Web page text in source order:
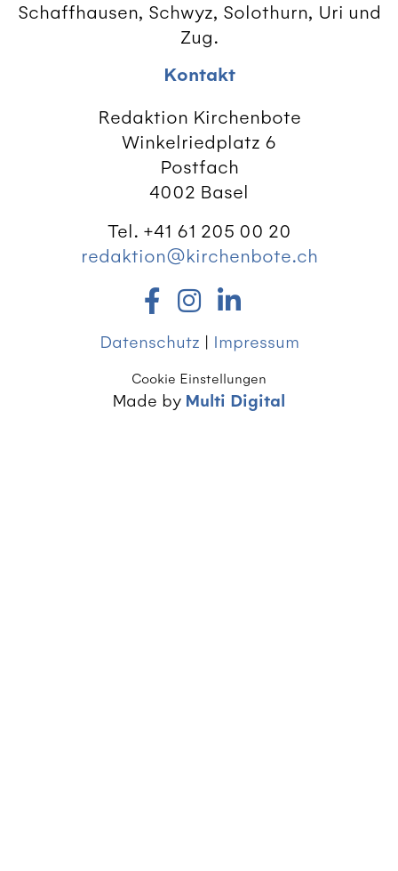
Schaffhausen, Schwyz, Solothurn, Uri und
Zug.
Kontakt
Redaktion Kirchenbote
Winkelriedplatz 6
Postfach
4002 Basel
Tel. +41 61 205 00 20
redaktion@kirchenbote.ch
Datenschutz | Impressum
Cookie Einstellungen
Made by Multi Digital